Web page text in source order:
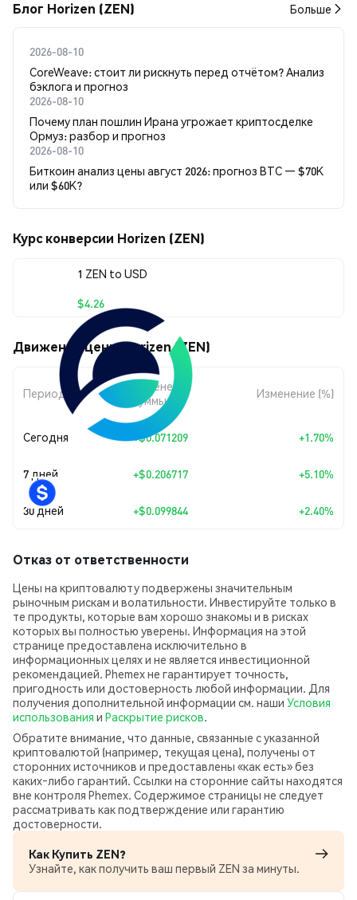
Блог Horizen (ZEN) Больше
2026-08-10
CoreWeave: стоит ли рискнуть перед отчётом? Анализ
бэклога и прогноз
2026-08-10
Почему план пошлин Ирана угрожает криптосделке
Ормуз: разбор и прогноз
2026-08-10
Биткоин анализ цены август 2026: прогноз BTC — $70K
или $60K?
Курс конверсии Horizen (ZEN)
1 ZEN to USD
$4.26
Движения цены Horizen (ZEN)
Период
Изменение
суммы
Изменение (%)
Сегодня +$0.071209 +1.70%
7 дней +$0.206717 +5.10%
30 дней +$0.099844 +2.40%
Отказ от ответственности
Цены на криптовалюту подвержены значительным
рыночным рискам и волатильности. Инвестируйте только в
те продукты, которые вам хорошо знакомы и в рисках
которых вы полностью уверены. Информация на этой
странице предоставлена исключительно в
информационных целях и не является инвестиционной
рекомендацией. Phemex не гарантирует точность,
пригодность или достоверность любой информации. Для
получения дополнительной информации см. наши Условия
использования и Раскрытие рисков.
Обратите внимание, что данные, связанные с указанной
криптовалютой (например, текущая цена), получены от
сторонних источников и предоставлены «как есть» без
каких‑либо гарантий. Ссылки на сторонние сайты находятся
вне контроля Phemex. Содержимое страницы не следует
рассматривать как подтверждение или гарантию
достоверности.
Как Купить ZEN?
Узнайте, как получить ваш первый ZEN за минуты.